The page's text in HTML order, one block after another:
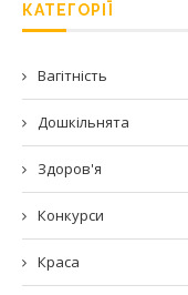
КАТЕГОРІЇ
Вагітність
Дошкільнята
Здоров'я
Конкурси
Краса